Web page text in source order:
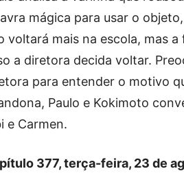
mágica para usar o
voltará mais na escola, mas
a diretora decida voltar.
para entender o motivo
Paulo e Kokimoto
e Carmen.
377, terça-feira, 23 de